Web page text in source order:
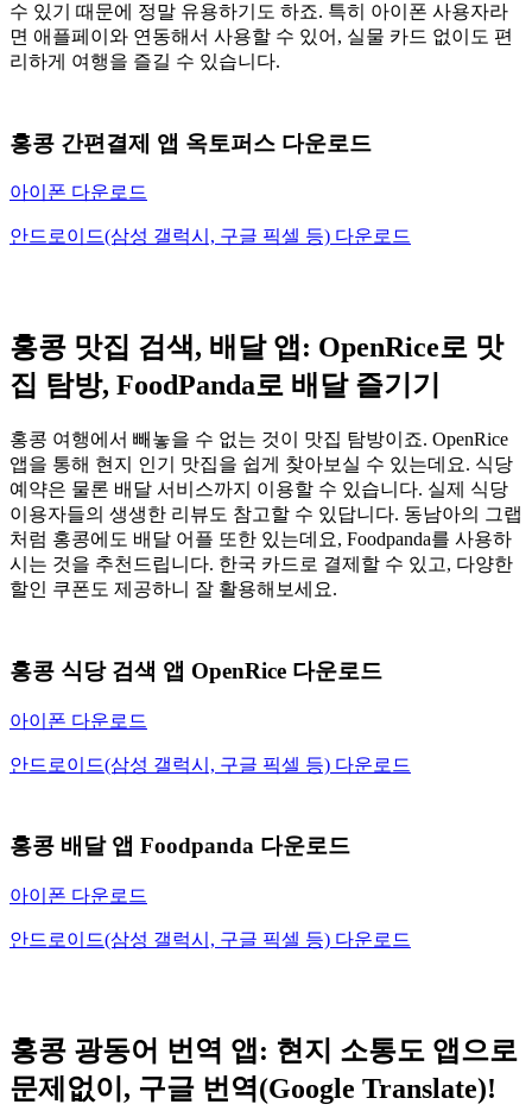
수 있기 때문에 정말 유용하기도 하죠. 특히 아이폰 사용자라
면 애플페이와 연동해서 사용할 수 있어, 실물 카드 없이도 편
리하게 여행을 즐길 수 있습니다.
홍콩 간편결제 앱 옥토퍼스 다운로드
아이폰 다운로드
안드로이드(삼성 갤럭시, 구글 픽셀 등) 다운로드
홍콩 맛집 검색, 배달 앱: OpenRice로 맛
집 탐방, FoodPanda로 배달 즐기기
홍콩 여행에서 빼놓을 수 없는 것이 맛집 탐방이죠. OpenRice
앱을 통해 현지 인기 맛집을 쉽게 찾아보실 수 있는데요. 식당
예약은 물론 배달 서비스까지 이용할 수 있습니다. 실제 식당
이용자들의 생생한 리뷰도 참고할 수 있답니다. 동남아의 그랩
처럼 홍콩에도 배달 어플 또한 있는데요, Foodpanda를 사용하
시는 것을 추천드립니다. 한국 카드로 결제할 수 있고, 다양한
할인 쿠폰도 제공하니 잘 활용해보세요.
홍콩 식당 검색 앱 OpenRice 다운로드
아이폰 다운로드
안드로이드(삼성 갤럭시, 구글 픽셀 등) 다운로드
홍콩 배달 앱 Foodpanda 다운로드
아이폰 다운로드
안드로이드(삼성 갤럭시, 구글 픽셀 등) 다운로드
홍콩 광동어 번역 앱: 현지 소통도 앱으로
문제없이, 구글 번역(Google Translate)!